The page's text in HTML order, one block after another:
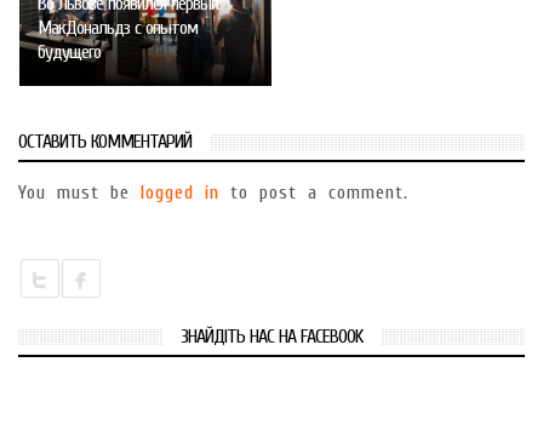
МакДональдз с опытом
будущего
ОСТАВИТЬ КОММЕНТАРИЙ
You must be logged in to post a comment.
ЗНАЙДІТЬ НАС НА FACEBOOK